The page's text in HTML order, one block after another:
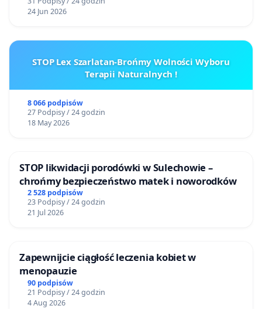
24 Jun 2026
STOP Lex Szarlatan-Brońmy Wolności Wyboru
Terapii Naturalnych !
8 066 podpisów
27 Podpisy / 24 godzin
18 May 2026
STOP likwidacji porodówki w Sulechowie –
chrońmy bezpieczeństwo matek i noworodków
2 528 podpisów
23 Podpisy / 24 godzin
21 Jul 2026
Zapewnijcie ciągłość leczenia kobiet w
menopauzie
90 podpisów
21 Podpisy / 24 godzin
4 Aug 2026